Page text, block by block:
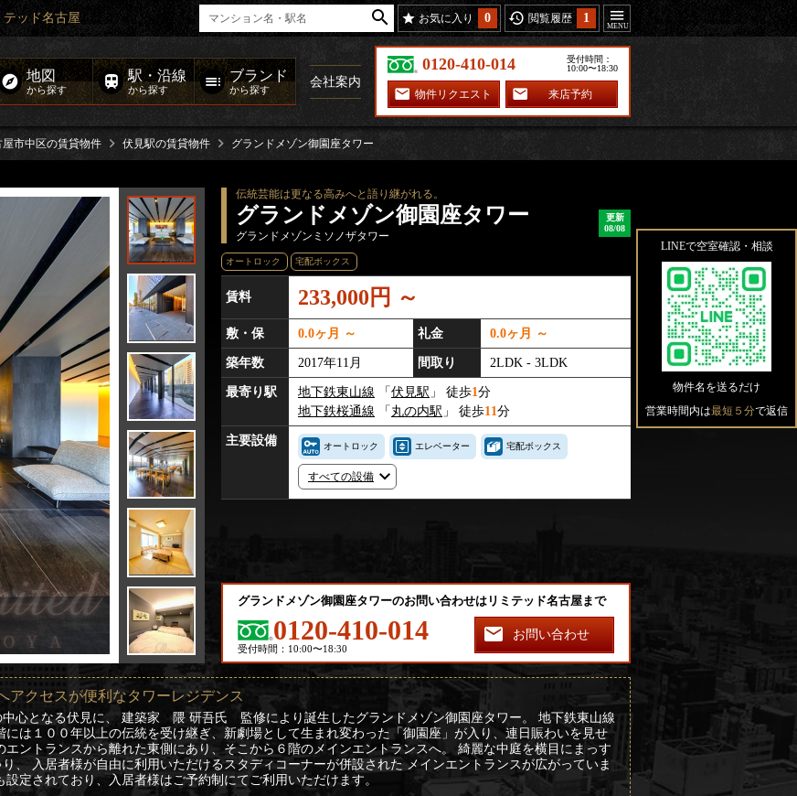
ッド名古屋 お気に入り 0 閲覧履歴 1
地図
から探す
駅・沿線
から探す
ブランド
から探す
会社案内
0120-410-014
受付時間：
10:00〜18:30
物件リクエスト 来店予約
屋市中区の賃貸物件 伏見駅の賃貸物件 グランドメゾン御園座タワー
伝統芸能は更なる高みへと語り継がれる。
グランドメゾン御園座タワー
グランドメゾンミソノザタワー
更新
08/08
オートロック 宅配ボックス
賃料 233,000円 ～
敷・保 0.0ヶ月 ～ 礼金 0.0ヶ月 ～
築年数 2017年11月 間取り 2LDK - 3LDK
最寄り駅 地下鉄東山線 「 伏見駅 」 徒歩1分
地下鉄桜通線 「 丸の内駅 」 徒歩11分
主要設備 オートロック エレベーター 宅配ボックス
すべての設備
グランドメゾン御園座タワーのお問い合わせはリミテッド名古屋まで
0120-410-014
受付時間：10:00〜18:30
お問い合わせ
アクセスが便利なタワーレジデンス
中心となる伏見に、 建築家 隈 研吾氏 監修により誕生したグランドメゾン御園座タワー。 地下鉄東山線
には１００年以上の伝統を受け継ぎ、新劇場として生まれ変わった「御園座」が入り、連日賑わいを見せ
ントランスから離れた東側にあり、そこから６階のメインエントランスへ。 綺麗な中庭を横目にまっす
、 入居者様が自由に利用いただけるスタディコーナーが併設された メインエントランスが広がっていま
定されており、入居者様はご予約制にてご利用いただけます。
LINEで空室確認・相談
物件名を送るだけ
営業時間内は最短５分で返信